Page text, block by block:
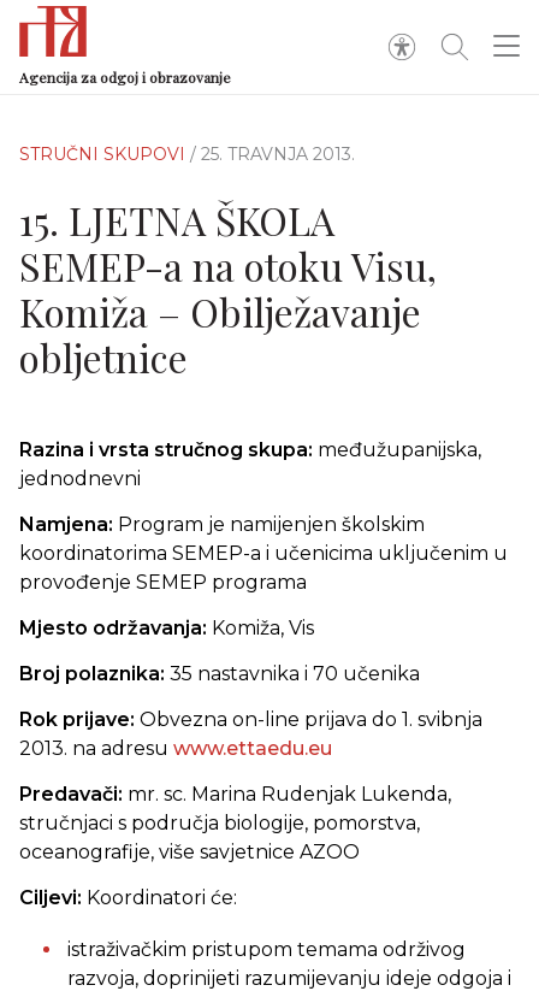
Agencija za odgoj i obrazovanje
STRUČNI SKUPOVI / 25. TRAVNJA 2013.
15. LJETNA ŠKOLA
SEMEP-a na otoku Visu,
Komiža – Obilježavanje
obljetnice
Razina i vrsta stručnog skupa: međužupanijska,
jednodnevni
Namjena: Program je namijenjen školskim
koordinatorima SEMEP-a i učenicima uključenim u
provođenje SEMEP programa
Mjesto održavanja: Komiža, Vis
Broj polaznika: 35 nastavnika i 70 učenika
Rok prijave: Obvezna on-line prijava do 1. svibnja
2013. na adresu www.ettaedu.eu
Predavači: mr. sc. Marina Rudenjak Lukenda,
stručnjaci s područja biologije, pomorstva,
oceanografije, više savjetnice AZOO
Ciljevi: Koordinatori će:
istraživačkim pristupom temama održivog
razvoja, doprinijeti razumijevanju ideje odgoja i